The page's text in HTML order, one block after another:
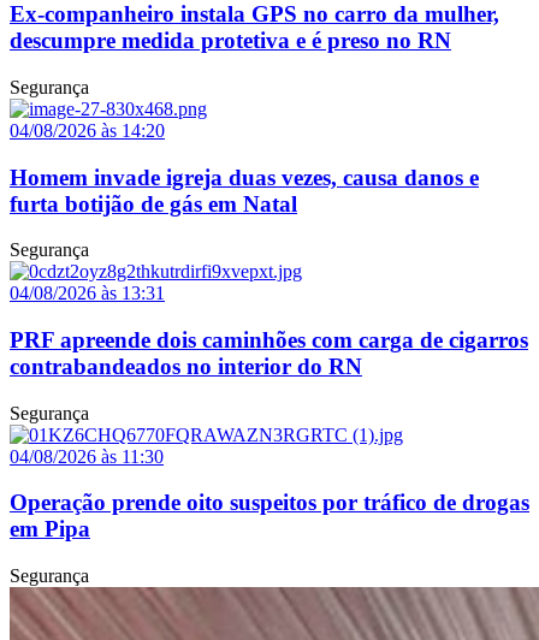
Ex-companheiro instala GPS no carro da mulher,
descumpre medida protetiva e é preso no RN
Segurança
04/08/2026 às 14:20
Homem invade igreja duas vezes, causa danos e
furta botijão de gás em Natal
Segurança
04/08/2026 às 13:31
PRF apreende dois caminhões com carga de cigarros
contrabandeados no interior do RN
Segurança
04/08/2026 às 11:30
Operação prende oito suspeitos por tráfico de drogas
em Pipa
Segurança